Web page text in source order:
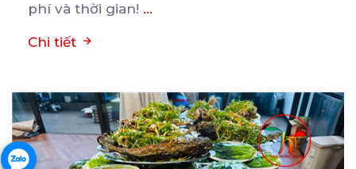
phí và thời gian! ...
Chi tiết